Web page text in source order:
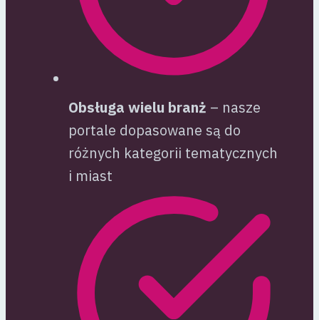
Obsługa wielu branż – nasze
portale dopasowane są do
różnych kategorii tematycznych
i miast